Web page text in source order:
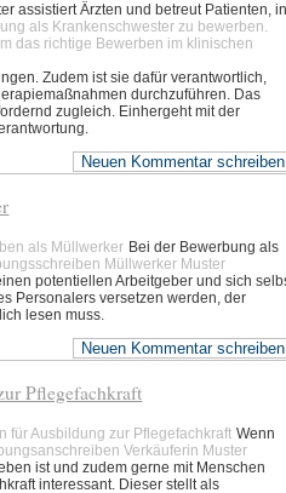
als Krankenschwester zu bewerben.
das richtige Bewerben im klinischen
assistiert Ärzten und betreut Patienten,
Zudem ist sie dafür verantwortlich,
durchzuführen. Das
zugleich. Einhergeht mit der
Neuen Kommentar schreiben
als Müllwerker
Müllwerker Muster
Bei der Bewerbung als
potentiellen Arbeitgeber und sich
Personalers versetzen werden, der
lesen muss.
Neuen Kommentar schreiben
Pflegefachkraft
für Ausbildung zur Pflegefachkraft
Verkäuferin Muster
Wenn
ist und zudem gerne mit Menschen
interessant. Dieser stellt als